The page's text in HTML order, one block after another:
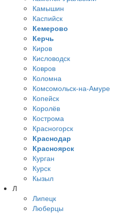
Камышин
Каспийск
Кемерово
Керчь
Киров
Кисловодск
Ковров
Коломна
Комсомольск-на-Амуре
Копейск
Королёв
Кострома
Красногорск
Краснодар
Красноярск
Курган
Курск
Кызыл
Л
Липецк
Люберцы